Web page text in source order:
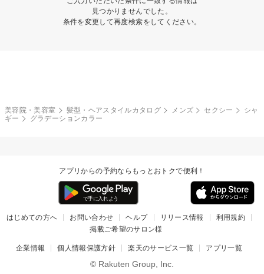
見つかりませんでした。
条件を変更して再度検索をしてください。
美容院・美容室 髪型・ヘアスタイルカタログ メンズ セクシー
シャ
ギー
グラデーションカラー
アプリからの予約ならもっとおトクで便利！
はじめての方へ お問い合わせ ヘルプ リリース情報
利用規約
掲載ご希望のサロン様
企業情報 個人情報保護方針 楽天のサービス一覧 アプリ一覧
© Rakuten Group, Inc.